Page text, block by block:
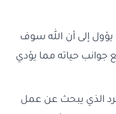
يؤول إلى أن الله سوف
جوانب حياته مما يؤدي
الذي يبحث عن عمل